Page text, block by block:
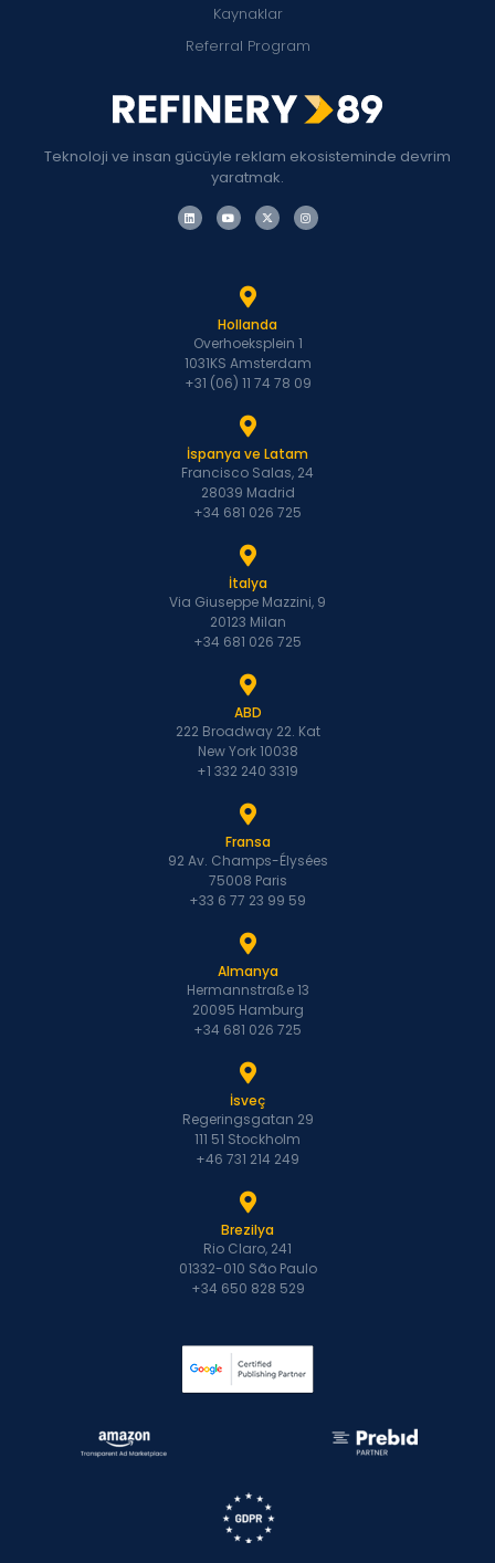
Teknoloji ve insan gücüyle reklam ekosisteminde devrim
yaratmak.
Kaynaklar
Referral Program
Hollanda
Overhoeksplein 1
1031KS Amsterdam
+31 (06) 11 74 78 09
İspanya ve Latam
Francisco Salas, 24
28039 Madrid
+34 681 026 725
İtalya
Via Giuseppe Mazzini, 9
20123 Milan
+34 681 026 725
ABD
222 Broadway 22. Kat
New York 10038
+1 332 240 3319
Fransa
92 Av. Champs-Élysées
75008 Paris
+33 6 77 23 99 59
Almanya
Hermannstraße 13
20095 Hamburg
+34 681 026 725
İsveç
Regeringsgatan 29
111 51 Stockholm
+46 731 214 249
Brezilya
Rio Claro, 241
01332-010 São Paulo
+34 650 828 529